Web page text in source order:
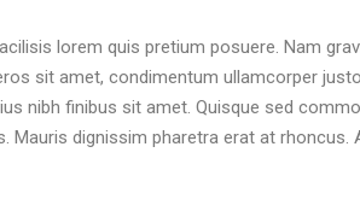
lorem quis pretium posuere. Nam
sit amet, condimentum ullamcorper
nibh finibus sit amet. Quisque sed
Mauris dignissim pharetra erat at